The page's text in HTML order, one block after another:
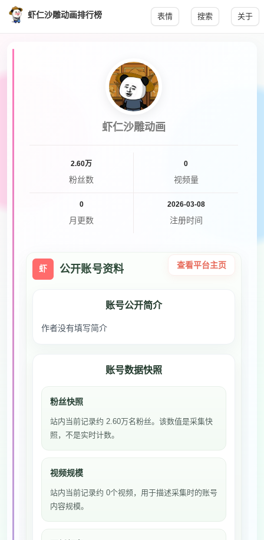
虾仁沙雕动画排行榜 表情 搜索 关于
虾仁沙雕动画
2.60万
粉丝数
0
视频量
0
月更数
2026-03-08
注册时间
虾 公开账号资料 查看平台主页
账号公开简介
作者没有填写简介
账号数据快照
粉丝快照
站内当前记录约 2.60万名粉丝。该数值是采集快
照，不是实时计数。
视频规模
站内当前记录约 0个视频，用于描述采集时的账号
内容规模。